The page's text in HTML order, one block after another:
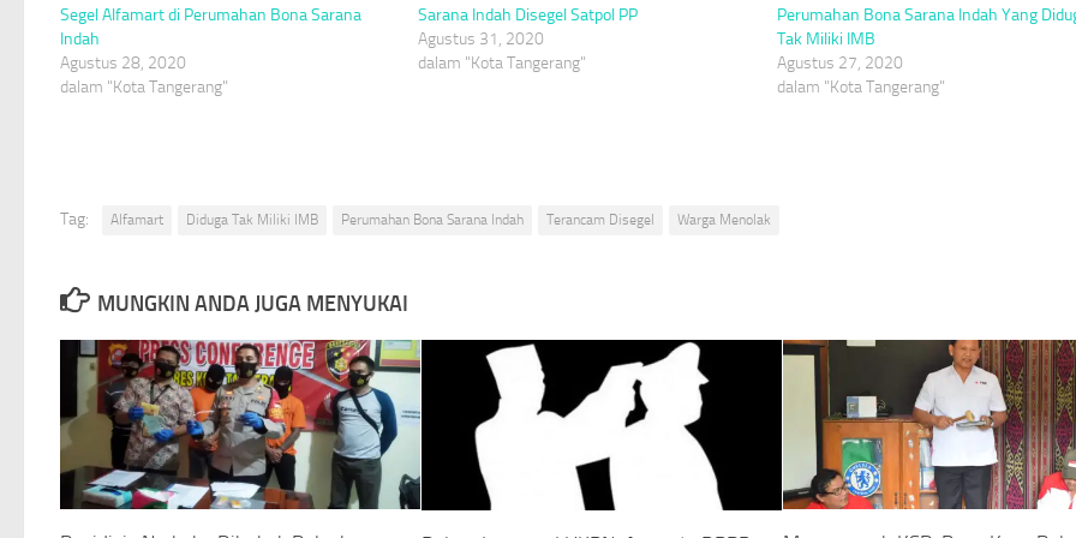
Segel Alfamart di Perumahan Bona Sarana
Indah
Agustus 28, 2020
dalam "Kota Tangerang"
Sarana Indah Disegel Satpol PP
Agustus 31, 2020
dalam "Kota Tangerang"
Perumahan Bona Sarana Indah Yang
Tak Miliki IMB
Agustus 27, 2020
dalam "Kota Tangerang"
Tag: Alfamart Diduga Tak Miliki IMB Perumahan Bona Sarana Indah Terancam Disegel Warga Menolak
MUNGKIN ANDA JUGA MENYUKAI